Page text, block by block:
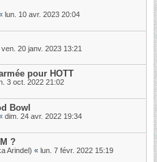
lun. 10 avr. 2023 20:04
ven. 20 janv. 2023 13:21
pour HOTT
3 oct. 2022 21:02
Bowl
dim. 24 avr. 2022 19:34
?
Arindel) « lun. 7 févr. 2022 15:19